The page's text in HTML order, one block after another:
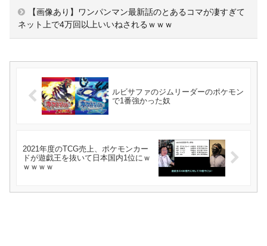
【画像あり】ワンパンマン最新話のとあるコマが凄すぎて
ネット上で4万回以上いいねされるｗｗｗ
ルビサファのジムリーダーのポケモン
で1番強かった奴
2021年度のTCG売上、ポケモンカー
ドが遊戯王を抜いて日本国内1位にｗ
ｗｗｗｗ